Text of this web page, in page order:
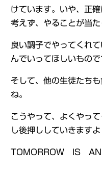
けています。いや、正
考えず、やることが当た
良い調子でやってくれ
んでいってほしいもので
そして、他の生徒たち
ね。
こうやって、よくやっ
し後押ししていきますよ
TOMORROW IS